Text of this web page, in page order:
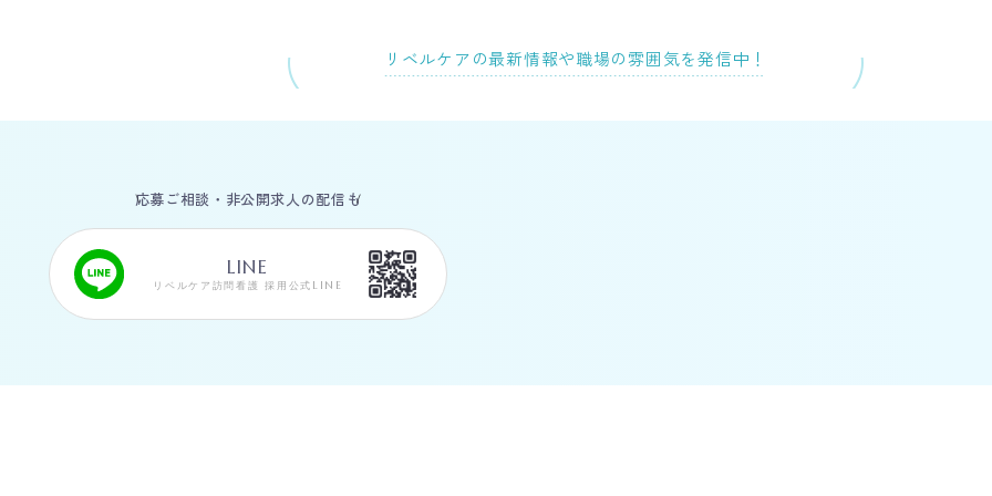
リベルケアの最新情報や職場の雰囲気を発信中！
応募ご相談・非公開求人の配信も
LINE
リベルケア訪問看護 採用公式LINE